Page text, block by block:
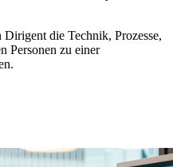
die Technik, Prozesse,
Personen zu einer